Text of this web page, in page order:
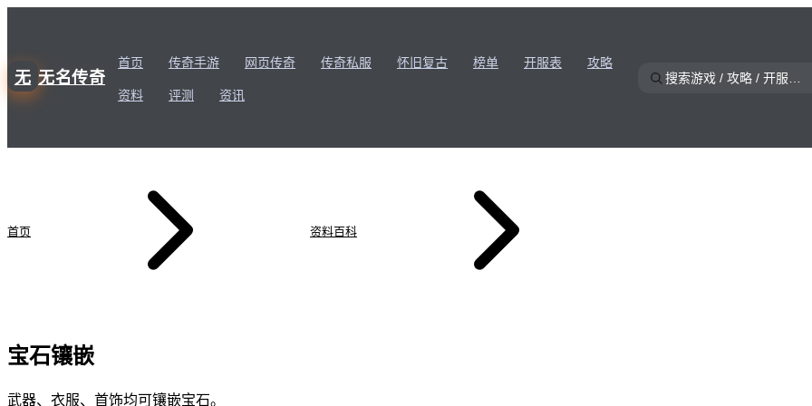
无 无名传奇
首页 传奇手游 网页传奇 传奇私服 怀旧复古 榜单 开服表 攻略
资料 评测 资讯
首页 资料百科
宝石镶嵌
武器、衣服、首饰均可镶嵌宝石。